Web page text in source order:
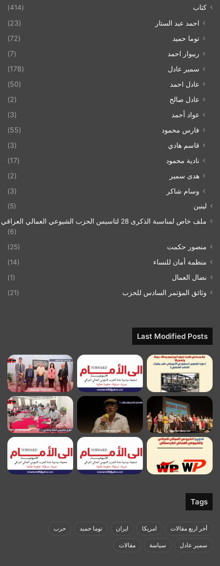
كتاب
(414)
احمد عبد الستار
(23)
توما حميد
(72)
ريبوار احمد
(7)
سمير عادل
(178)
عادل احمد
(50)
عادل صالح
(2)
عواد أحمد
(3)
فارس محمود
(55)
قاسم هادي
(3)
نادية محمود
(17)
هدى سمير
(2)
وسام شاكر
(3)
لينين
(5)
ملف خاص لمناسبة الذكرى 28 لتاسيس الحزب الشيوعي العمالي العراقي 1993/07/21
(6)
منصور حكمت
(25)
منظمة أمان للنساء
(14)
نضال العمال
(1)
وثائق المؤتمر السادس للحزب
(21)
Last Modified Posts
Tags
أخر اربع مقالات امريكا ايران توما حميد حرب
سمير عادل سياسة مقالات